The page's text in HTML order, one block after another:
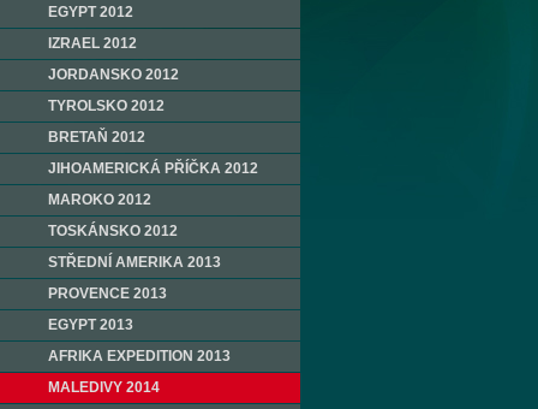
EGYPT 2012
IZRAEL 2012
JORDANSKO 2012
TYROLSKO 2012
BRETAŇ 2012
JIHOAMERICKÁ PŘÍČKA 2012
MAROKO 2012
TOSKÁNSKO 2012
STŘEDNÍ AMERIKA 2013
PROVENCE 2013
EGYPT 2013
AFRIKA EXPEDITION 2013
MALEDIVY 2014